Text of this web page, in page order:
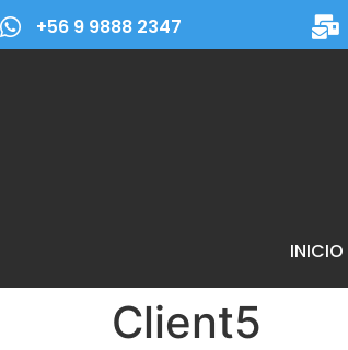
+56 9 9888 2347
INICIO
Client5